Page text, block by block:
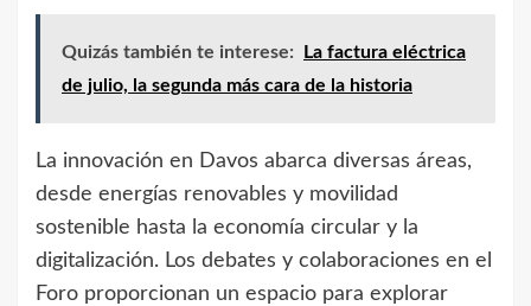
Quizás también te interese:
La factura eléctrica
de julio, la segunda más cara de la historia
La innovación en Davos abarca diversas áreas,
desde energías renovables y movilidad
sostenible hasta la economía circular y la
digitalización. Los debates y colaboraciones en el
Foro proporcionan un espacio para explorar